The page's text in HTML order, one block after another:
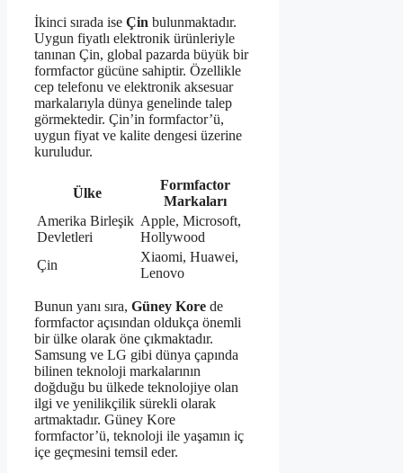
İkinci sırada ise Çin bulunmaktadır.
Uygun fiyatlı elektronik ürünleriyle
tanınan Çin, global pazarda büyük bir
formfactor gücüne sahiptir. Özellikle
cep telefonu ve elektronik aksesuar
markalarıyla dünya genelinde talep
görmektedir. Çin’in formfactor’ü,
uygun fiyat ve kalite dengesi üzerine
kuruludur.
Ülke
Formfactor
Markaları
Amerika Birleşik
Devletleri
Apple, Microsoft,
Hollywood
Çin
Xiaomi, Huawei,
Lenovo
Bunun yanı sıra, Güney Kore de
formfactor açısından oldukça önemli
bir ülke olarak öne çıkmaktadır.
Samsung ve LG gibi dünya çapında
bilinen teknoloji markalarının
doğduğu bu ülkede teknolojiye olan
ilgi ve yenilikçilik sürekli olarak
artmaktadır. Güney Kore
formfactor’ü, teknoloji ile yaşamın iç
içe geçmesini temsil eder.